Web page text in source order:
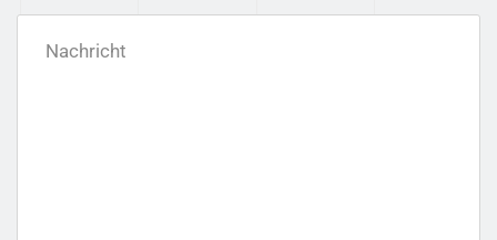
Nachricht